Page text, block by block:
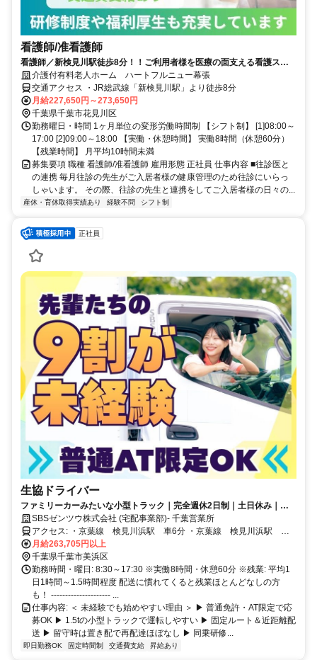
看護師/准看護師
看護師／新検見川駅徒歩8分！！ご利用者様を医療の面支える看護スタ
ッフを募集中です！
介護付有料老人ホーム ハートフルニュー幕張
交通アクセス ・JR総武線「新検見川駅」より徒歩8分
月給227,650円～273,650円
千葉県千葉市花見川区
勤務曜日・時間 1ヶ月単位の変形労働時間制 【シフト制】 [1]08:00～
17:00 [2]09:00～18:00 【実働・休憩時間】 実働8時間（休憩60分）
【残業時間】 月平均10時間未満
募集要項 職種 看護師/准看護師 雇用形態 正社員 仕事内容 ■往診医と
の連携 毎月往診の先生がご入居者様の健康管理のため往診にいらっ
しゃいます。 その際、往診の先生と連携をしてご入居者様の日々の...
産休・育休取得実績あり 経験不問 シフト制
正社員
生協ドライバー
ファミリーカーみたいな小型トラック｜完全週休2日制｜土日休み｜こ
の先家族が増えても安心の大手企業
SBSゼンツウ株式会社 (宅配事業部)- 千葉営業所
アクセス: ・京葉線 検見川浜駅 車6分 ・京葉線 検見川浜駅 車8
分 ・京葉線 海浜幕張駅 車11分
月給263,705円以上
千葉県千葉市美浜区
勤務時間・曜日: 8:30～17:30 ※実働8時間・休憩60分 ※残業: 平均1
日1時間～1.5時間程度 配送に慣れてくると残業ほとんどなしの方
も！ --------------------- ...
仕事内容: ＜ 未経験でも始めやすい理由 ＞ ▶ 普通免許・AT限定で応
募OK ▶ 1.5tの小型トラックで運転しやすい ▶ 固定ルート＆近距離配
送 ▶ 留守時は置き配で再配達ほぼなし ▶ 同乗研修...
即日勤務OK 固定時間制 交通費支給 昇給あり